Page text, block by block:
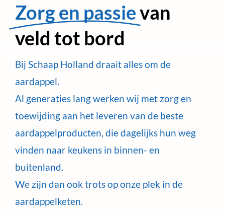
Zorg en passievan
veld tot bord
Bij Schaap Holland draait alles om de
aardappel.
Al generaties lang werken wij met zorg en
toewijding aan het leveren van de beste
aardappelproducten, die dagelijks hun weg
vinden naar keukens in binnen- en
buitenland.
We zijn dan ook trots op onze plek in de
aardappelketen.